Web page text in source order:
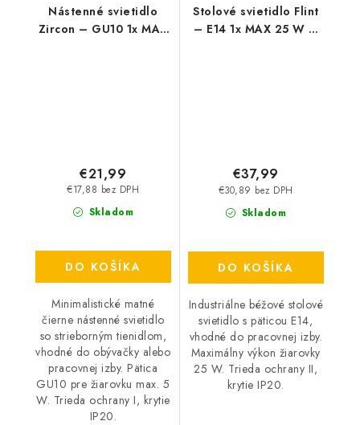
Nástenné svietidlo
Zircon – GU10 1x MAX
Skladom
€17,88 bez DPH
€21,99
DO KOŠÍKA
Minimalistické matné
čierne nástenné svietidlo
so strieborným tienidlom,
vhodné do obývačky alebo
pracovnej izby. Pätica
GU10 pre žiarovku max. 5
W. Trieda ochrany I, krytie
IP20.
Stolové svietidlo Flint
– E14 1x MAX 25 W –
Skladom
€30,89 bez DPH
€37,99
DO KOŠÍKA
Industriálne béžové stolové
svietidlo s päticou E14,
vhodné do pracovnej izby.
Maximálny výkon žiarovky
25 W. Trieda ochrany II,
krytie IP20.